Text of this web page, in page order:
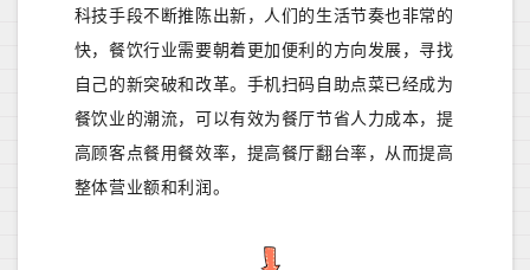
科技手段不断推陈出新，人们的生活节奏也非常的
快，餐饮行业需要朝着更加便利的方向发展，寻找
自己的新突破和改革。手机扫码自助点菜已经成为
餐饮业的潮流，可以有效为餐厅节省人力成本，提
高顾客点餐用餐效率，提高餐厅翻台率，从而提高
整体营业额和利润。